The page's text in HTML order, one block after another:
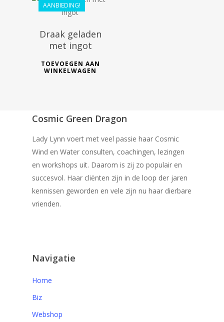
AANBIEDING!
Draak geladen
met ingot
TOEVOEGEN AAN
WINKELWAGEN
Cosmic Green Dragon
Lady Lynn voert met veel passie haar Cosmic
Wind en Water consulten, coachingen, lezingen
en workshops uit. Daarom is zij zo populair en
succesvol. Haar cliënten zijn in de loop der jaren
kennissen geworden en vele zijn nu haar dierbare
vrienden.
Navigatie
Home
Biz
Webshop